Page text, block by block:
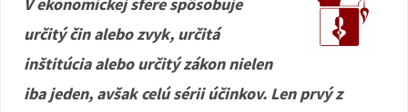
určitý čin alebo zvyk, určitá
inštitúcia alebo určitý zákon nielen
iba jeden, avšak celú sérii účinkov. Len prvý z